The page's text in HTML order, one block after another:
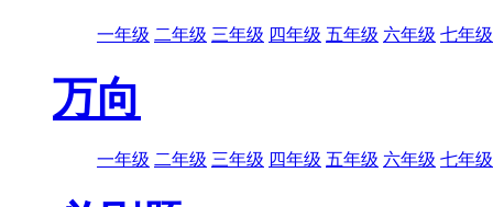
一年级 二年级 三年级 四年级 五年级 六年级 七年级
万向
一年级 二年级 三年级 四年级 五年级 六年级 七年级